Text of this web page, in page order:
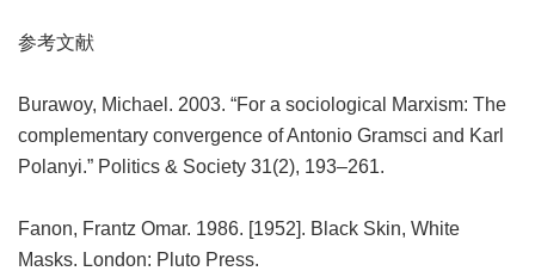
参考文献
Burawoy, Michael. 2003. “For a sociological Marxism: The
complementary convergence of Antonio Gramsci and Karl
Polanyi.” Politics & Society 31(2), 193–261.
Fanon, Frantz Omar. 1986. [1952]. Black Skin, White
Masks. London: Pluto Press.